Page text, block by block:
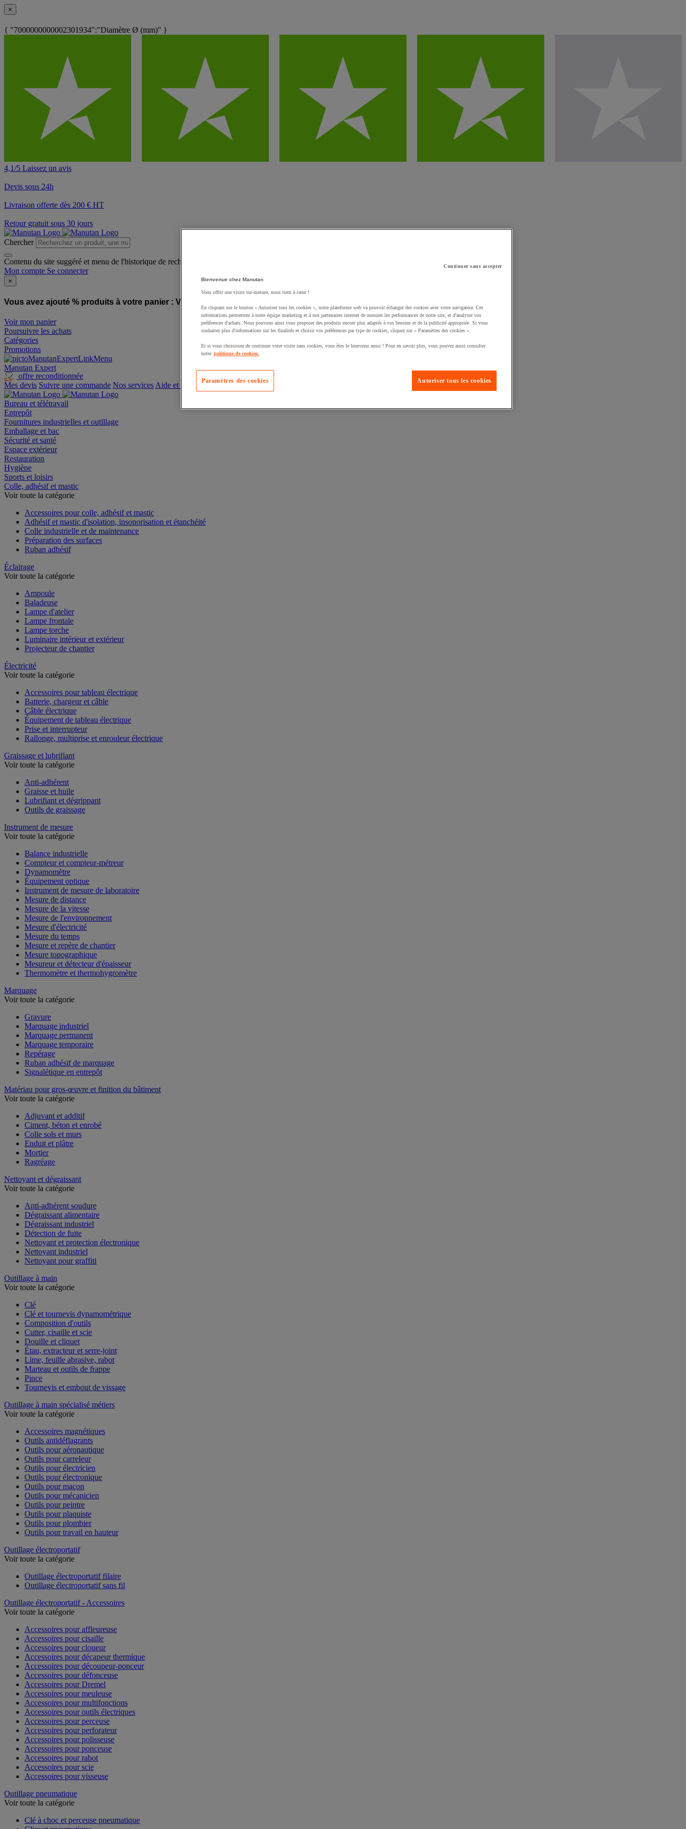
×
{ "7000000000002301934":"Diamètre Ø (mm)" }
4,1/5 Laissez un avis
Devis sous 24h
Livraison offerte dès 200 € HT
Retour gratuit sous 30 jours
Chercher
Contenu du site suggéré et menu de l'historique de recherche
Mon compte Se connecter
×
Vous avez ajouté % produits à votre panier : Vous avez ajouté un produit à votre panier :
Voir mon panier
Poursuivre les achats
Catégories
Promotions
Manutan Expert
offre reconditionnée
Mes devis Suivre une commande Nos services Aide et contact
Bureau et télétravail
Entrepôt
Fournitures industrielles et outillage
Emballage et bac
Sécurité et santé
Espace extérieur
Restauration
Hygiène
Sports et loisirs
Colle, adhésif et mastic
Voir toute la catégorie
Accessoires pour colle, adhésif et mastic
Adhésif et mastic d'isolation, insonorisation et étanchéité
Colle industrielle et de maintenance
Préparation des surfaces
Ruban adhésif
Éclairage
Voir toute la catégorie
Ampoule
Baladeuse
Lampe d'atelier
Lampe frontale
Lampe torche
Luminaire intérieur et extérieur
Projecteur de chantier
Électricité
Voir toute la catégorie
Accessoires pour tableau électrique
Batterie, chargeur et câble
Câble électrique
Équipement de tableau électrique
Prise et interrupteur
Rallonge, multiprise et enrouleur électrique
Graissage et lubrifiant
Voir toute la catégorie
Anti-adhérent
Graisse et huile
Lubrifiant et dégrippant
Outils de graissage
Instrument de mesure
Voir toute la catégorie
Balance industrielle
Compteur et compteur-métreur
Dynamomètre
Équipement optique
Instrument de mesure de laboratoire
Mesure de distance
Mesure de la vitesse
Mesure de l'environnement
Mesure d'électricité
Mesure du temps
Mesure et repère de chantier
Mesure topographique
Mesureur et détecteur d'épaisseur
Thermomètre et thermohygromètre
Marquage
Voir toute la catégorie
Gravure
Marquage industriel
Marquage permanent
Marquage temporaire
Repérage
Ruban adhésif de marquage
Signalétique en entrepôt
Matériau pour gros-œuvre et finition du bâtiment
Voir toute la catégorie
Adjuvant et additif
Ciment, béton et enrobé
Colle sols et murs
Enduit et plâtre
Mortier
Ragréage
Nettoyant et dégraissant
Voir toute la catégorie
Anti-adhérent soudure
Dégraissant alimentaire
Dégraissant industriel
Détection de fuite
Nettoyant et protection électronique
Nettoyant industriel
Nettoyant pour graffiti
Outillage à main
Voir toute la catégorie
Clé
Clé et tournevis dynamométrique
Composition d'outils
Cutter, cisaille et scie
Douille et cliquet
Étau, extracteur et serre-joint
Lime, feuille abrasive, rabot
Marteau et outils de frappe
Pince
Tournevis et embout de vissage
Outillage à main spécialisé métiers
Voir toute la catégorie
Accessoires magnétiques
Outils antidéflagrants
Outils pour aéronautique
Outils pour carreleur
Outils pour électricien
Outils pour électronique
Outils pour maçon
Outils pour mécanicien
Outils pour peintre
Outils pour plaquiste
Outils pour plombier
Outils pour travail en hauteur
Outillage électroportatif
Voir toute la catégorie
Outillage électroportatif filaire
Outillage électroportatif sans fil
Outillage électroportatif - Accessoires
Voir toute la catégorie
Accessoires pour affleureuse
Accessoires pour cisaille
Accessoires pour cloueur
Accessoires pour décapeur thermique
Accessoires pour découpeur-ponceur
Accessoires pour défonceuse
Accessoires pour Dremel
Accessoires pour meuleuse
Accessoires pour multifonctions
Accessoires pour outils électriques
Accessoires pour perceuse
Accessoires pour perforateur
Accessoires pour polisseuse
Accessoires pour ponceuse
Accessoires pour rabot
Accessoires pour scie
Accessoires pour visseuse
Outillage pneumatique
Voir toute la catégorie
Clé à choc et perceuse pneumatique
Continuer sans accepter
Bienvenue chez Manutan
Vous offrir une visite sur-mesure, nous tient à cœur !
En cliquant sur le bouton « Autoriser tous les cookies », notre plateforme web va pouvoir échanger des cookies avec votre navigateur. Ces
informations permettent à notre équipe marketing et à nos partenaires internet de mesurer les performances de notre site, et d'analyser vos
préférences d'achats. Nous pouvons ainsi vous proposer des produits encore plus adaptés à vos besoins et de la publicité appropriée. Si vous
souhaitez plus d'informations sur les finalités et choisir vos préférences par type de cookies, cliquez sur « Paramètres des cookies ».
Et si vous choisissez de continuer votre visite sans cookies, vous êtes le bienvenu aussi ! Pour en savoir plus, vous pouvez aussi consulter
notre politique de cookies.
Autoriser tous les cookies
Paramètres des cookies